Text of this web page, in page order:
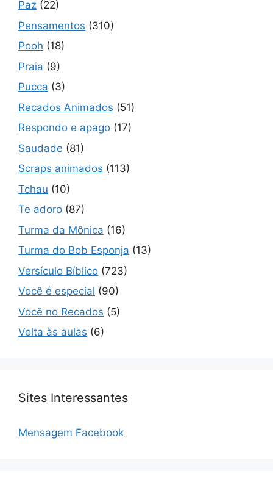
Paz (22)
Pensamentos (310)
Pooh (18)
Praia (9)
Pucca (3)
Recados Animados (51)
Respondo e apago (17)
Saudade (81)
Scraps animados (113)
Tchau (10)
Te adoro (87)
Turma da Mônica (16)
Turma do Bob Esponja (13)
Versículo Bíblico (723)
Você é especial (90)
Você no Recados (5)
Volta às aulas (6)
Sites Interessantes
Mensagem Facebook